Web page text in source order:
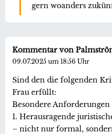
gern woanders
Kommentar von
09.07.2025 um 18:56 Uhr
Sind den die folgenden
Frau erfüllt:
Besondere Anforderungen
1. Herausragende
– nicht nur formal,